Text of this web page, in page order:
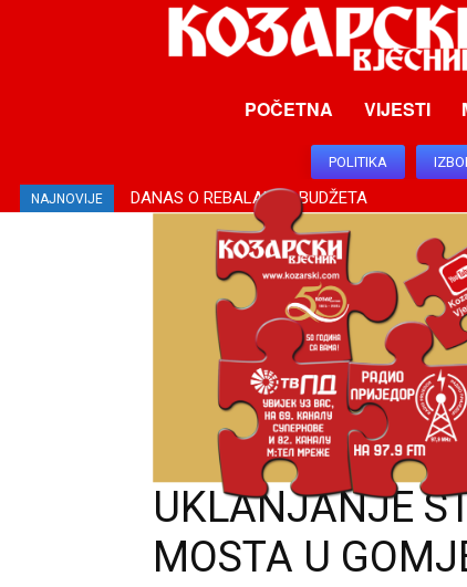
POČETNA VIJESTI
POLITIKA
NAJNOVIJE DANAS O REBALANSU BUDŽETA
UKLANJANJE
MOSTA U